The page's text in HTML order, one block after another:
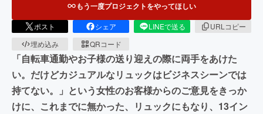
もう一度プロジェクトをやってほしい
ポスト シェア LINEで送る
URLコピー
埋め込み
QRコード
「自転車通勤やお子様の送り迎えの際に両手をあけた
い。だけどカジュアルなリュックはビジネスシーンでは
持てない。」という女性のお客様からのご意見をきっか
けに、これまでに無かった、リュックにもなり、13イン